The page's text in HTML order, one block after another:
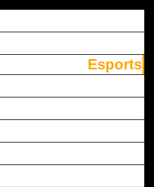
Esports